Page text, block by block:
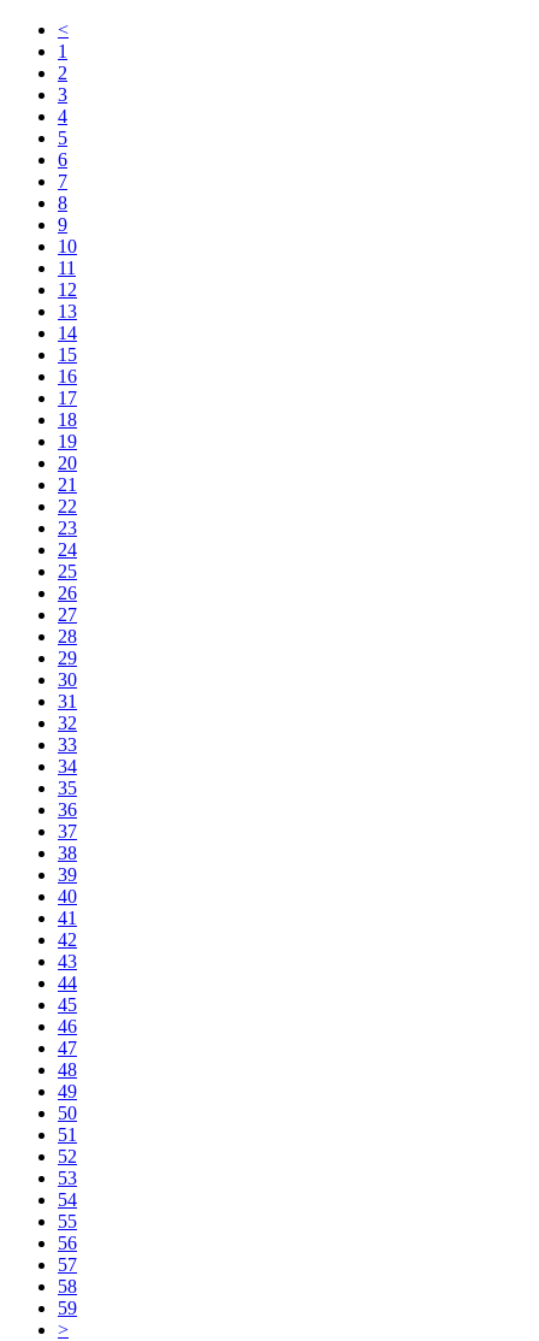
<
1
2
3
4
5
6
7
8
9
10
11
12
13
14
15
16
17
18
19
20
21
22
23
24
25
26
27
28
29
30
31
32
33
34
35
36
37
38
39
40
41
42
43
44
45
46
47
48
49
50
51
52
53
54
55
56
57
58
59
>